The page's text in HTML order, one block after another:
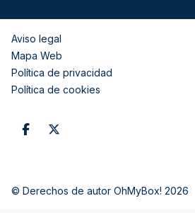
Aviso legal
Mapa Web
Política de privacidad
Política de cookies
© Derechos de autor OhMyBox! 2026